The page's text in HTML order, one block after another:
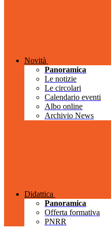
Novità
Panoramica
Le notizie
Le circolari
Calendario eventi
Albo online
Archivio News
Didattica
Panoramica
Offerta formativa
PNRR